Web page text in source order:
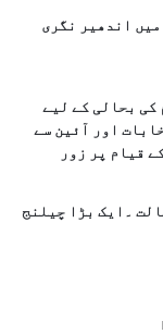
میں اندھیر نگری
کی بحالی کے لیے
اور آئین سے
قیام پر زور
۔ایک بڑا چیلنج